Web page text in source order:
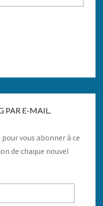
PAR E-MAIL.
vous abonner à ce
de chaque nouvel